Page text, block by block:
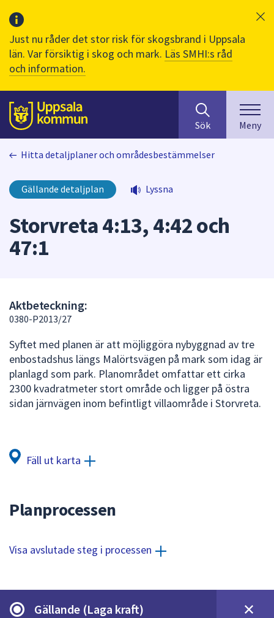
Just nu råder det stor risk för skogsbrand i Uppsala
län. Var försiktig i skog och mark. Läs SMHI:s råd
och information.
Till sidans
huvudinnehåll
efter
innehåll
på
webbplatsen.
i
Använd
piltangenterna
för
att
navigera
Sök Meny
Hitta detaljplaner och områdesbestämmelser
Gällande detaljplan Lyssna
Storvreta 4:13, 4:42 och
47:1
Aktbeteckning:
0380-P2013/27
Syftet med planen är att möjliggöra nybyggnad av tre
enbostadshus längs Malörtsvägen på mark som idag är
planlagd som park. Planområdet omfattar ett cirka
2300 kvadratmeter stort område och ligger på östra
sidan järnvägen inom befintligt villaområde i Storvreta.
Fäll ut karta
Planprocessen
Visa avslutade steg i processen
Gällande (Laga kraft)